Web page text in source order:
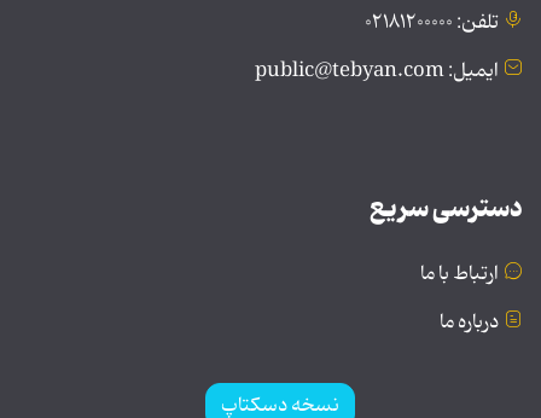
تلفن: ۰۲۱۸۱۲۰۰۰۰۰
ایمیل: public@tebyan.com
دسترسی سریع
ارتباط با ما
درباره ما
نسخه دسکتاپ